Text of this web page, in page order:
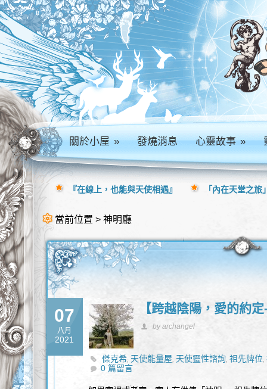
關於小屋» 發燒消息 心靈故事»
當前位置 > 神明廳
07
八月
2021
【跨越陰陽，愛的約
by archangel
傑克希, 天使能量屋, 天使靈性諮詢,祖先牌位,
0 篇留言
『在線上，也能與天使相遇』 「內在天堂之